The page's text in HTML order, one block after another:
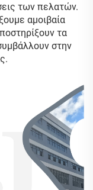
των πελατών.
αμοιβαία
τα
στην